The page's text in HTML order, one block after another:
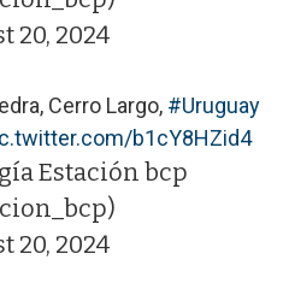
20, 2024
Cerro Largo, #Uruguay
b1cY8HZid4
Estación bcp
20, 2024